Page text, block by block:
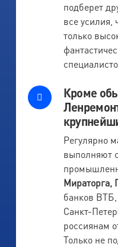
подберет
все усилия,
только
Кроме
Регулярно
выполняют
Мираторга,
банков
Санкт-
россиянам
Только не